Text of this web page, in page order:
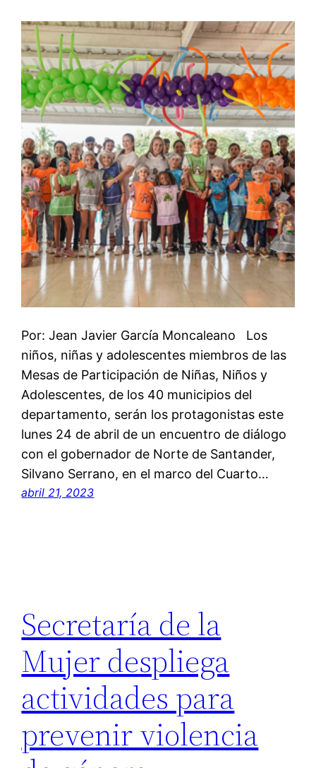
Por: Jean Javier García Moncaleano Los
niños, niñas y adolescentes miembros de las
Mesas de Participación de Niñas, Niños y
Adolescentes, de los 40 municipios del
departamento, serán los protagonistas este
lunes 24 de abril de un encuentro de diálogo
con el gobernador de Norte de Santander,
Silvano Serrano, en el marco del Cuarto…
abril 21, 2023
Secretaría de la
Mujer despliega
actividades para
prevenir violencia